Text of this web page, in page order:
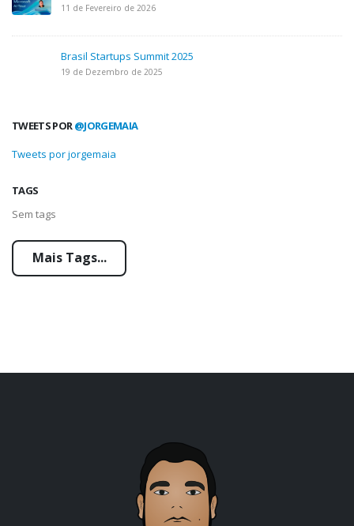
11 de Fevereiro de 2026
Brasil Startups Summit 2025
19 de Dezembro de 2025
TWEETS POR@JORGEMAIA
Tweets por jorgemaia
TAGS
Sem tags
Mais Tags...